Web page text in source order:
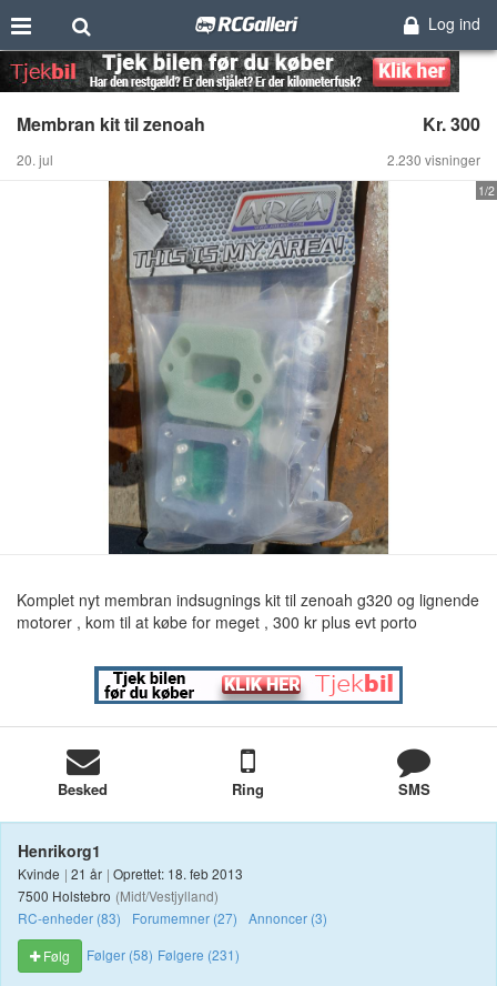
Log ind
Membran kit til zenoah Kr. 300
20. jul 2.230 visninger
1/2
Komplet nyt membran indsugnings kit til zenoah g320 og lignende
motorer , kom til at købe for meget , 300 kr plus evt porto
Besked Ring SMS
Henrikorg1
Kvinde | 21 år | Oprettet: 18. feb 2013
7500 Holstebro (Midt/Vestjylland)
RC-enheder (83)
Forumemner (27)
Annoncer (3)
Følg
Følger (58) Følgere (231)